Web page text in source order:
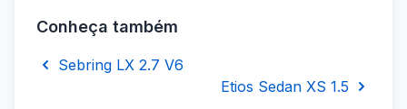
Conheça também
Sebring LX 2.7 V6
Etios Sedan XS 1.5